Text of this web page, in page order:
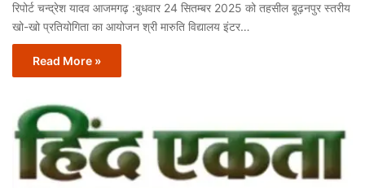
रिपोर्ट चन्द्रेश यादव आजमगढ़ :बुधवार 24 सितम्बर 2025 को तहसील बूढ़नपुर स्तरीय
खो-खो प्रतियोगिता का आयोजन श्री मारुति विद्यालय इंटर…
Read More »